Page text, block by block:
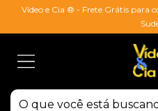
Vídeo e Cia ® - Frete Grátis para